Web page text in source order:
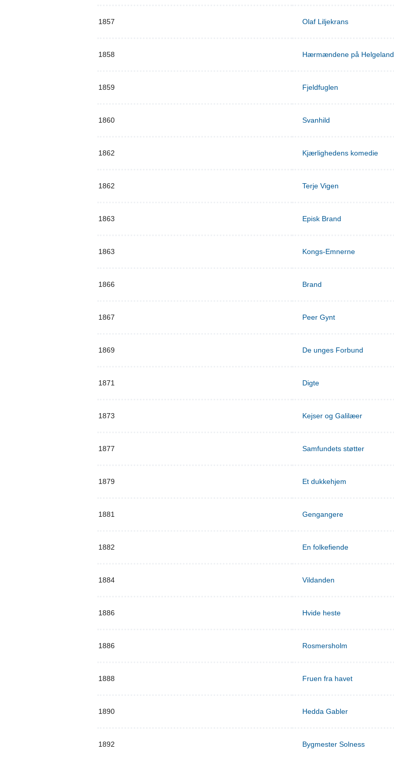
1857 Olaf Liljekrans
1858 Hærmændene på Helgeland
1859 Fjeldfuglen
1860 Svanhild
1862 Kjærlighedens komedie
1862 Terje Vigen
1863 Episk Brand
1863 Kongs-Emnerne
1866 Brand
1867 Peer Gynt
1869 De unges Forbund
1871 Digte
1873 Kejser og Galilæer
1877 Samfundets støtter
1879 Et dukkehjem
1881 Gengangere
1882 En folkefiende
1884 Vildanden
1886 Hvide heste
1886 Rosmersholm
1888 Fruen fra havet
1890 Hedda Gabler
1892 Bygmester Solness